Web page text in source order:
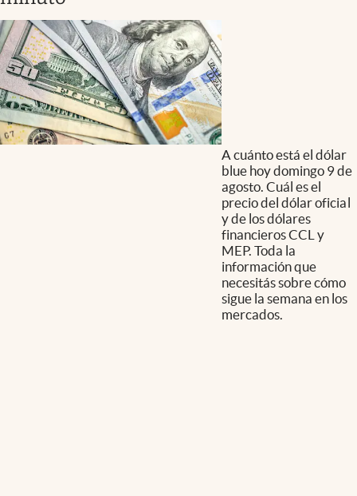
A cuánto está el dólar
blue hoy domingo 9 de
agosto. Cuál es el
precio del dólar oficial
y de los dólares
financieros CCL y
MEP. Toda la
información que
necesitás sobre cómo
sigue la semana en los
mercados.